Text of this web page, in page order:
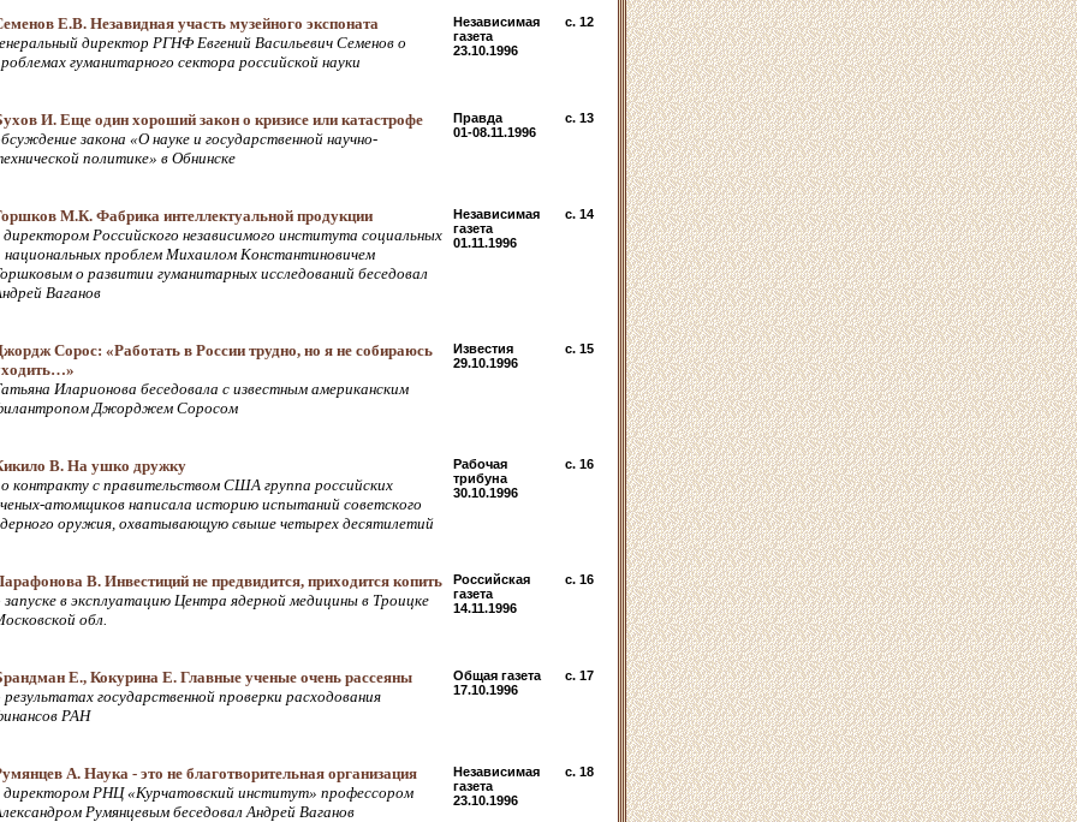
Е.В. Незавидная участь музейного экспоната
директор РГНФ Евгений Васильевич Семенов о
гуманитарного сектора российской науки
Независимая
газета
23.10.1996
c. 12
И. Еще один хороший закон о кризисе или катастрофе
закона «О науке и государственной научно-
политике» в Обнинске
Правда
01-08.11.1996
c. 13
М.К. Фабрика интеллектуальной продукции
директором Российского независимого института социальных
национальных проблем Михаилом Константиновичем
о развитии гуманитарных исследований беседовал
Ваганов
Независимая
газета
01.11.1996
c. 14
Сорос: «Работать в России трудно, но я не собираюсь
Иларионова беседовала с известным американским
Джорджем Соросом
Известия
29.10.1996
c. 15
В. На ушко дружку
контракту с правительством США группа российских
атомщиков написала историю испытаний советского
оружия, охватывающую свыше четырех десятилетий
Рабочая
трибуна
30.10.1996
c. 16
В. Инвестиций не предвидится, приходится копить
запуске в эксплуатацию Центра ядерной медицины в Троицке
обл.
Российская
газета
14.11.1996
c. 16
Е., Кокурина Е. Главные ученые очень рассеяны
результатах государственной проверки расходования
РАН
Общая газета
17.10.1996
c. 17
А. Наука - это не благотворительная организация
директором РНЦ «Курчатовский институт» профессором
Румянцевым беседовал Андрей Ваганов
Независимая
газета
23.10.1996
c. 18